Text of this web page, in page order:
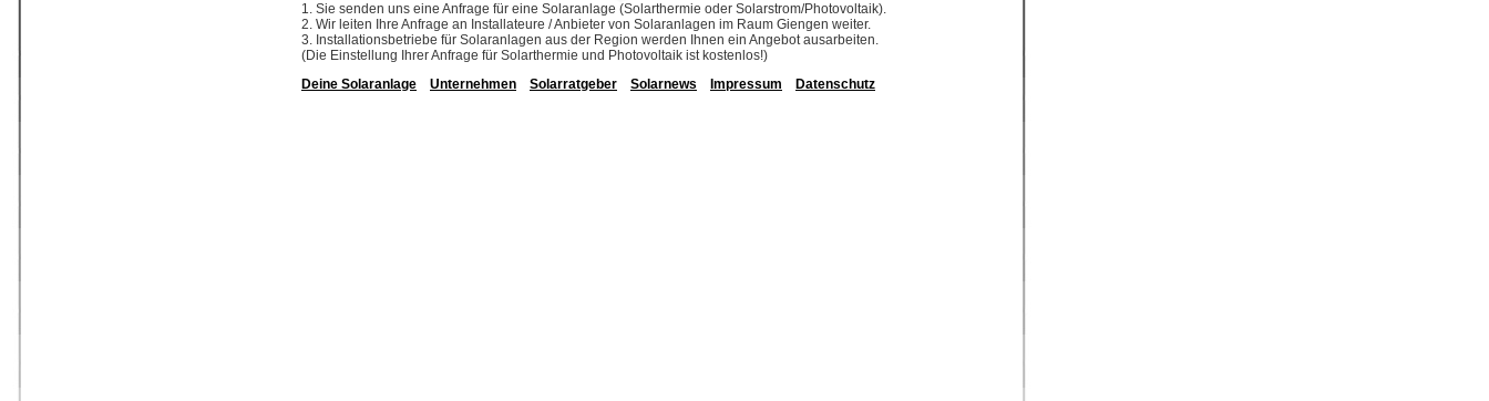
1. Sie senden uns eine Anfrage für eine Solaranlage (Solarthermie oder Solarstrom/Photovoltaik).
2. Wir leiten Ihre Anfrage an Installateure / Anbieter von Solaranlagen im Raum Giengen weiter.
3. Installationsbetriebe für Solaranlagen aus der Region werden Ihnen ein Angebot ausarbeiten.
(Die Einstellung Ihrer Anfrage für Solarthermie und Photovoltaik ist kostenlos!)
Deine Solaranlage
Unternehmen Solarratgeber Solarnews Impressum Datenschutz